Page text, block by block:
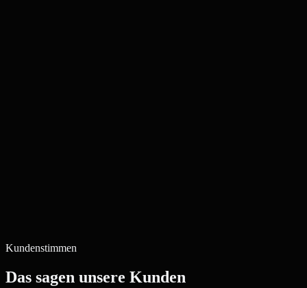
Kundenstimmen
Das sagen unsere Kunden